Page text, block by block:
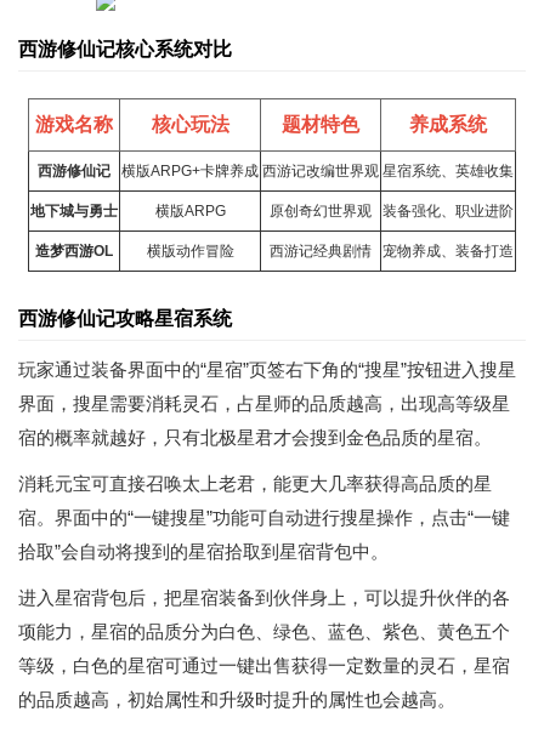
西游修仙记核心系统对比
游戏名称 核心玩法 题材特色 养成系统
西游修仙记 横版ARPG+卡牌养成 西游记改编世界观 星宿系统、英雄收集
地下城与勇士 横版ARPG 原创奇幻世界观 装备强化、职业进阶
造梦西游OL 横版动作冒险 西游记经典剧情 宠物养成、装备打造
西游修仙记攻略星宿系统
玩家通过装备界面中的“星宿”页签右下角的“搜星”按钮进入搜星
界面，搜星需要消耗灵石，占星师的品质越高，出现高等级星
宿的概率就越好，只有北极星君才会搜到金色品质的星宿。
消耗元宝可直接召唤太上老君，能更大几率获得高品质的星
宿。界面中的“一键搜星”功能可自动进行搜星操作，点击“一键
拾取”会自动将搜到的星宿拾取到星宿背包中。
进入星宿背包后，把星宿装备到伙伴身上，可以提升伙伴的各
项能力，星宿的品质分为白色、绿色、蓝色、紫色、黄色五个
等级，白色的星宿可通过一键出售获得一定数量的灵石，星宿
的品质越高，初始属性和升级时提升的属性也会越高。